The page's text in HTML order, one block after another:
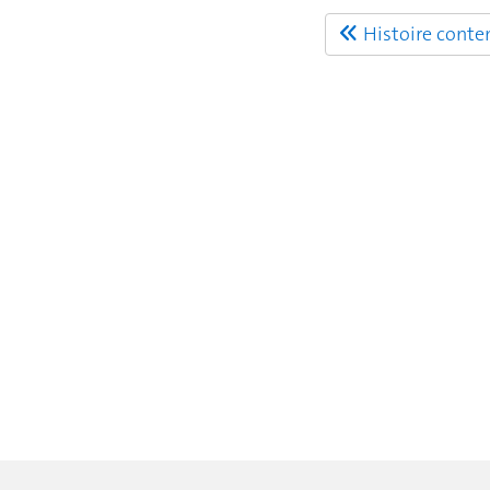
Histoire